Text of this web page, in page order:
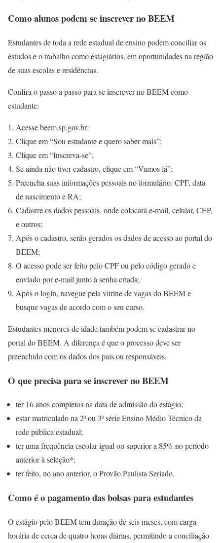
Como alunos podem se inscrever no BEEM
Estudantes de toda a rede estadual de ensino podem conciliar os
estudos e o trabalho como estagiários, em oportunidades na região
de suas escolas e residências.
Confira o passo a passo para se inscrever no BEEM como
estudante:
Acesse beem.sp.gov.br;
Clique em “Sou estudante e quero saber mais”;
Clique em “Inscreva-se”;
Se ainda não tiver cadastro, clique em “Vamos lá”;
Preencha suas informações pessoais no formulário: CPF, data
de nascimento e RA;
Cadastre os dados pessoais, onde colocará e-mail, celular, CEP,
e outros;
Após o cadastro, serão gerados os dados de acesso ao portal do
BEEM;
O acesso pode ser feito pelo CPF ou pelo código gerado e
enviado por e-mail junto à senha criada;
Após o login, navegue pela vitrine de vagas do BEEM e
busque vagas de acordo com o seu curso.
Estudantes menores de idade também podem se cadastrar no
portal do BEEM. A diferença é que o processo deve ser
preenchido com os dados dos pais ou responsáveis.
O que precisa para se inscrever no BEEM
ter 16 anos completos na data de admissão do estágio;
estar matriculado na 2ª ou 3ª série Ensino Médio Técnico da
rede pública estadual;
ter uma frequência escolar igual ou superior a 85% no período
anterior à seleção*;
ter feito, no ano anterior, o Provão Paulista Seriado.
Como é o pagamento das bolsas para estudantes
O estágio pelo BEEM tem duração de seis meses, com carga
horária de cerca de quatro horas diárias, permitindo a conciliação